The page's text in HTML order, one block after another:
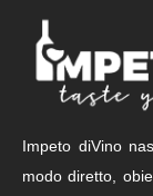
Impeto diVino
modo diretto,